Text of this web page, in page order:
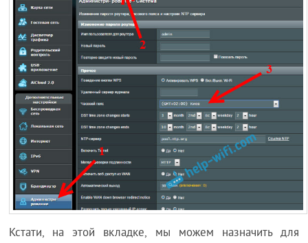
Кстати, на этой вкладке, мы можем назначить для